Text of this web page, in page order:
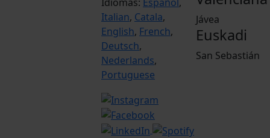
Italian, Catala,
English, French,
Deutsch,
Nederlands,
Portuguese
Jávea
Euskadi
San Sebastián